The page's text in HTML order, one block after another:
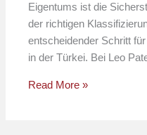
Eigentums ist die
der richtigen
entscheidender Schritt
in der Türkei. Bei Leo
Read More »